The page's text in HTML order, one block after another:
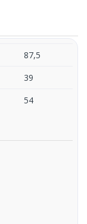
87,5
39
54